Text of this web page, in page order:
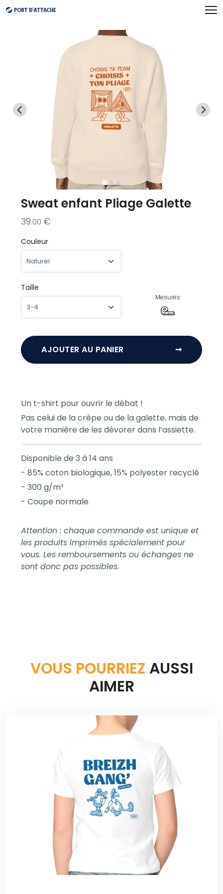
Sweat enfant Pliage Galette
39.00 €
Couleur
Taille
Mesures
AJOUTER AU PANIER ➞
Un t-shirt pour ouvrir le débat !
Pas celui de la crêpe ou de la galette, mais de
votre manière de les dévorer dans l’assiette.
Disponible de 3 à 14 ans
- 85% coton biologique, 15% polyester recyclé
- 300 g/m²
- Coupe normale
Attention : chaque commande est unique et
les produits imprimés spécialement pour
vous. Les remboursements ou échanges ne
sont donc pas possibles.
VOUS POURRIEZ AUSSI
AIMER
Panneau de gestion des cookies